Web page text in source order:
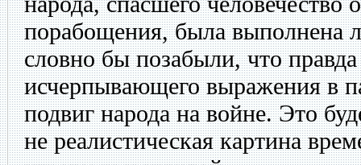
порабощения, была выполнена
словно бы позабыли, что
исчерпывающего выражения в
подвиг народа на войне. Это
не реалистическая картина